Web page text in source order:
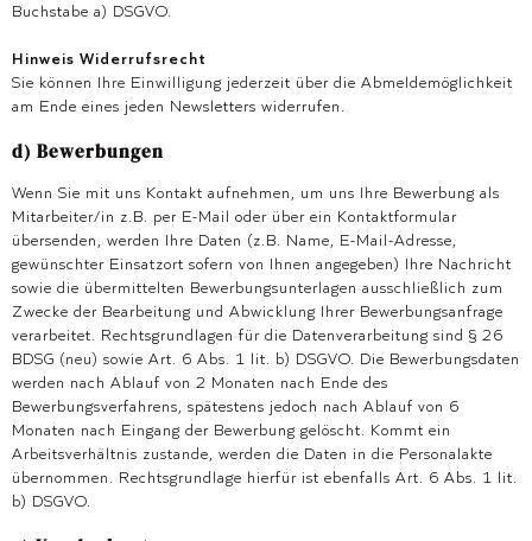
Buchstabe a) DSGVO.
Hinweis Widerrufsrecht
Sie können Ihre Einwilligung jederzeit über die Abmeldemöglichkeit
am Ende eines jeden Newsletters widerrufen.
d) Bewerbungen
Wenn Sie mit uns Kontakt aufnehmen, um uns Ihre Bewerbung als
Mitarbeiter/in z.B. per E-Mail oder über ein Kontaktformular
übersenden, werden Ihre Daten (z.B. Name, E-Mail-Adresse,
gewünschter Einsatzort sofern von Ihnen angegeben) Ihre Nachricht
sowie die übermittelten Bewerbungsunterlagen ausschließlich zum
Zwecke der Bearbeitung und Abwicklung Ihrer Bewerbungsanfrage
verarbeitet. Rechtsgrundlagen für die Datenverarbeitung sind § 26
BDSG (neu) sowie Art. 6 Abs. 1 lit. b) DSGVO. Die Bewerbungsdaten
werden nach Ablauf von 2 Monaten nach Ende des
Bewerbungsverfahrens, spätestens jedoch nach Ablauf von 6
Monaten nach Eingang der Bewerbung gelöscht. Kommt ein
Arbeitsverhältnis zustande, werden die Daten in die Personalakte
übernommen. Rechtsgrundlage hierfür ist ebenfalls Art. 6 Abs. 1 lit.
b) DSGVO.